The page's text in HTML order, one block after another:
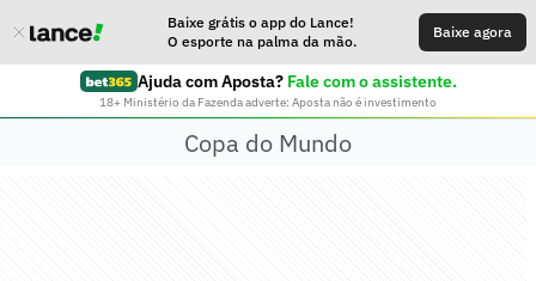
Baixe grátis o app do Lance!
O esporte na palma da mão.
Baixe agora
Ajuda com Aposta? Fale com o assistente.
18+ Ministério da Fazenda adverte: Aposta não é investimento
Copa do Mundo